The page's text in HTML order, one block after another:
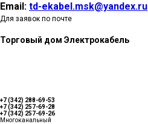
Email: td-ekabel.msk@yandex.ru
Для заявок по почте
Торговый дом Электрокабель
+7 (342) 288-69-53
+7 (342) 257-69-28
+7 (342) 257-69-26
Многоканальный